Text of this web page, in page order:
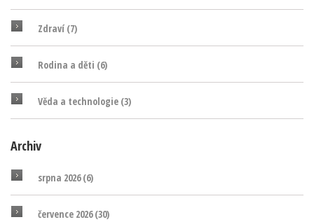
Zdraví (7)
Rodina a děti (6)
Věda a technologie (3)
Archiv
srpna 2026(6)
července 2026(30)